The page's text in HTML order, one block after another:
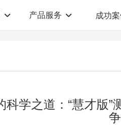
才盘点
产品服务
年干部能力测评
成功
科学之道：“慧才版